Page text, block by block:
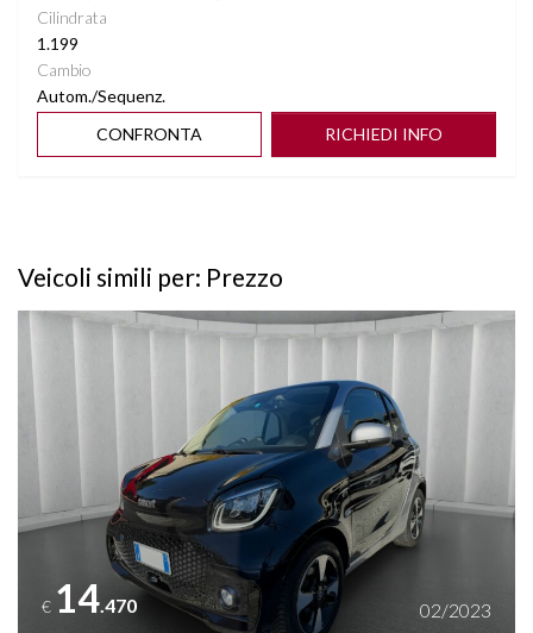
Cilindrata
1.199
Cambio
Autom./Sequenz.
CONFRONTA
RICHIEDI INFO
Veicoli simili per: Prezzo
Vedi dettagli
€ 14 .470 02/2023